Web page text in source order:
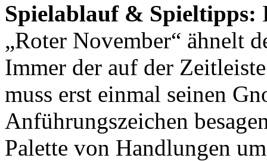
Spielablauf & Spieltipps:
„Roter November“ ähnelt
Immer der auf der
muss erst einmal seinen
Anführungszeichen
Palette von Handlungen